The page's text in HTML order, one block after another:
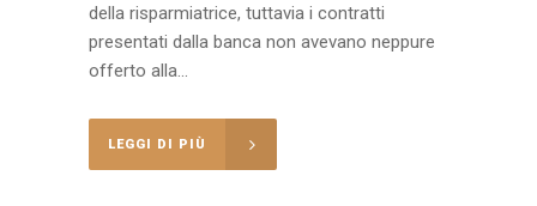
della risparmiatrice, tuttavia i contratti
presentati dalla banca non avevano neppure
offerto alla...
LEGGI DI PIÙ